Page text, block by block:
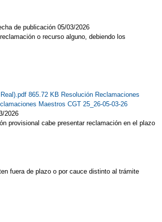
de publicación 05/03/2026
o recurso alguno, debiendo los
865.72 KB Resolución Reclamaciones
Maestros CGT 25_26-05-03-26
2026
provisional cabe presentar reclamación en el plazo
fuera de plazo o por cauce distinto al trámite